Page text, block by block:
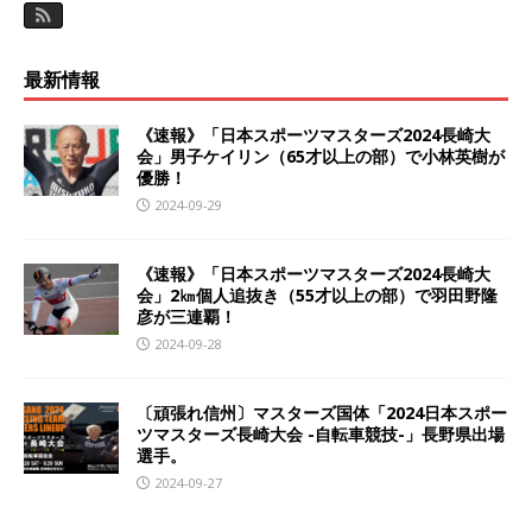
最新情報
《速報》「日本スポーツマスターズ2024長崎大
会」男子ケイリン（65才以上の部）で小林英樹が
優勝！
2024-09-29
《速報》「日本スポーツマスターズ2024長崎大
会」2㎞個人追抜き（55才以上の部）で羽田野隆
彦が三連覇！
2024-09-28
〔頑張れ信州〕マスターズ国体「2024日本スポー
ツマスターズ長崎大会 -自転車競技-」長野県出場
選手。
2024-09-27